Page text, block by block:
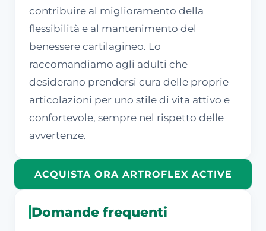
contribuire al miglioramento della
flessibilità e al mantenimento del
benessere cartilagineo. Lo
raccomandiamo agli adulti che
desiderano prendersi cura delle proprie
articolazioni per uno stile di vita attivo e
confortevole, sempre nel rispetto delle
avvertenze.
ACQUISTA ORA ARTROFLEX ACTIVE
Domande frequenti